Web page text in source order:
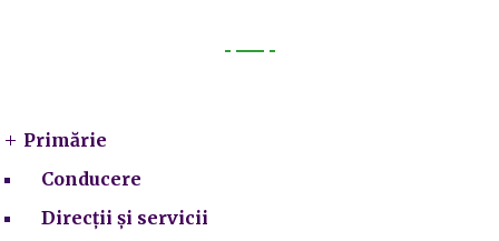
Primărie
Conducere
Direcții și servicii